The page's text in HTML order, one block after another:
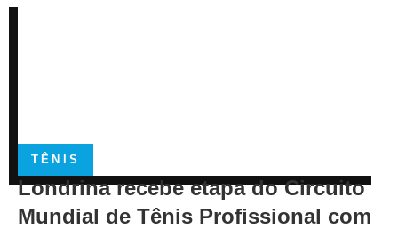
TÊNIS
Londrina recebe etapa do Circuito
Mundial de Tênis Profissional com